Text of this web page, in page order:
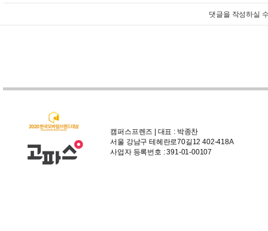
댓글을 작성하실
캠퍼스프렌즈 | 대표 : 박종찬
서울 강남구 테헤란로70길12 402-418A
사업자 등록번호 : 391-01-00107